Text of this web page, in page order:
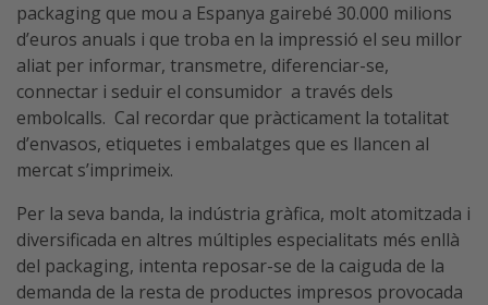
packaging que mou a Espanya gairebé 30.000 milions
d’euros anuals i que troba en la impressió el seu millor
aliat per informar, transmetre, diferenciar-se,
connectar i seduir el consumidor a través dels
embolcalls. Cal recordar que pràcticament la totalitat
d’envasos, etiquetes i embalatges que es llancen al
mercat s’imprimeix.
Per la seva banda, la indústria gràfica, molt atomitzada i
diversificada en altres múltiples especialitats més enllà
del packaging, intenta reposar-se de la caiguda de la
demanda de la resta de productes impresos provocada